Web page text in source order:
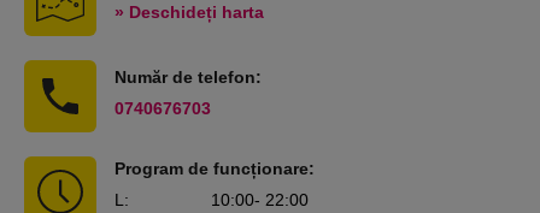
» Deschideți harta
Număr de telefon:
0740676703
Program de funcționare:
L : 10:00- 22:00